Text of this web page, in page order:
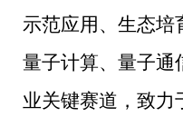
示范应用、生态培
量子计算、量子通
业关键赛道，致力